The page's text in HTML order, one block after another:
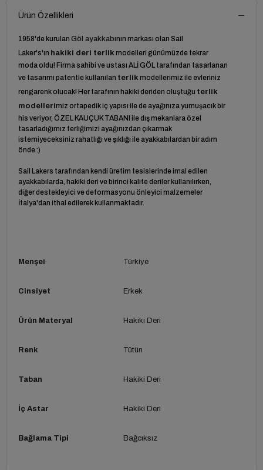
Ürün Özellikleri
1958'de kurulan Göl ayakkabının markası olan Sail
Laker's'ın hakiki deri terlik modelleri günümüzde tekrar
moda oldu! Firma sahibi ve ustası ALİ GÖL tarafından tasarlanan
ve tasarımı patentle kullanılan terlik modellerimiz ile evleriniz
rengarenk olucak! Her tarafının hakiki deriden oluştuğu terlik
modellerimiz ortapedik iç yapısı ile de ayağınıza yumuşacık bir
his veriyor, ÖZEL KAUÇUK TABANI ile dış mekanlara özel
tasarladığımız terliğimizi ayağınızdan çıkarmak
istemiyeceksiniz rahatlığı ve şıklığı ile ayakkabılardan bir adım
önde :)
Sail Lakers tarafından kendi üretim tesislerinde imal edilen
ayakkabılarda, hakiki deri ve birinci kalite deriler kullanılırken,
diğer destekleyici ve deformasyonu önleyici malzemeler
İtalya'dan ithal edilerek kullanmaktadır.
Menşei Türkiye
Cinsiyet Erkek
Ürün Materyal Hakiki Deri
Renk Tütün
Taban Hakiki Deri
İç Astar Hakiki Deri
Bağlama Tipi Bağcıksız